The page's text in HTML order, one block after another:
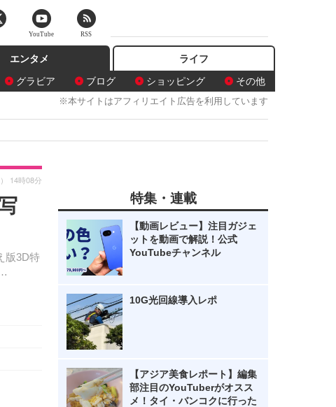
エンタメ
グラビア ブログ ショッピング その他
ライフ
※本サイトはアフィリエイト広告を利用しています
版3D特
14時08分
特集・連載
【動画レビュー】注目ガジェ
ットを動画で解説！公式
YouTubeチャンネル
10G光回線導入レポ
【アジア美食レポート】編集
部注目のYouTuberがオスス
メ！タイ・バンコクに行った
YouTube RSS